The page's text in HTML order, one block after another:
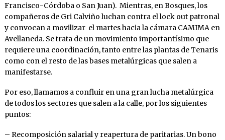
Francisco-Córdoba o San Juan). Mientras, en Bosques, los
compañeros de Gri Calviño luchan contra el lock out patronal
y convocan a movilizar el martes hacia la cámara CAMIMA en
Avellaneda. Se trata de un movimiento importantísimo que
requiere una coordinación, tanto entre las plantas de Tenaris
como con el resto de las bases metalúrgicas que salen a
manifestarse.
Por eso, llamamos a confluir en una gran lucha metalúrgica
de todos los sectores que salen a la calle, por los siguientes
puntos:
– Recomposición salarial y reapertura de paritarias. Un bono